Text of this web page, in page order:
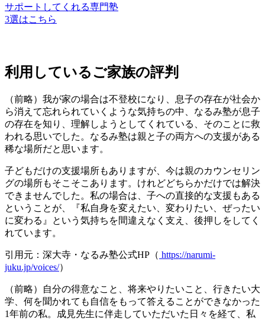
サポートしてくれる専門塾
3選はこちら
利用しているご家族の評判
（前略）我が家の場合は不登校になり、息子の存在が社会か
ら消えて忘れられていくような気持ちの中、なるみ塾が息子
の存在を知り、理解しようとしてくれている、そのことに救
われる思いでした。なるみ塾は親と子の両方への支援がある
稀な場所だと思います。
子どもだけの支援場所もありますが、今は親のカウンセリン
グの場所もそこそこあります。けれどどちらかだけでは解決
できませんでした。私の場合は、子への直接的な支援もある
ということが、『私自身を変えたい、変わりたい、ぜったい
に変わる』という気持ちを間違えなく支え、後押しをしてく
れています。
引用元：深大寺・なるみ塾公式HP（ https://narumi-
juku.jp/voices/）
（前略）自分の得意なこと、将来やりたいこと、行きたい大
学、何を聞かれても自信をもって答えることができなかった
1年前の私。成見先生に伴走していただいた日々を経て、私